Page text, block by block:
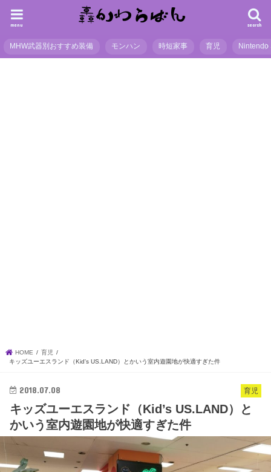
search
menu
MHW武器別おすすめ装備 モンハン 時短家事 育児 Nintendo
HOME
育児
キッズユーエスランド（Kid's US.LAND）とかいう室内遊園地が快適すぎた件
育児
2018.07.08
キッズユーエスランド（Kid’s US.LAND）と
かいう室内遊園地が快適すぎた件